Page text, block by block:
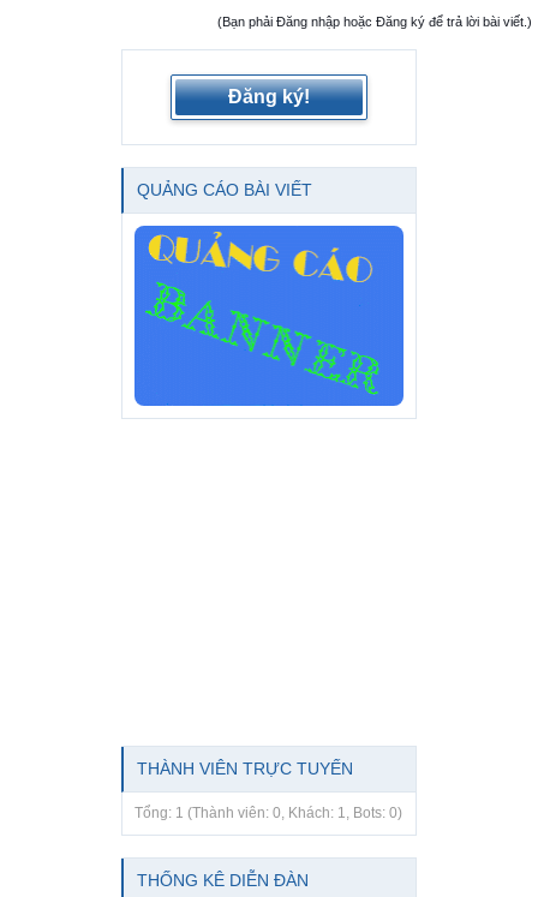
(Bạn phải Đăng nhập hoặc Đăng ký để trả lời bài viết.)
Đăng ký!
QUẢNG CÁO BÀI VIẾT
THÀNH VIÊN TRỰC TUYẾN
Tổng: 1 (Thành viên: 0, Khách: 1, Bots: 0)
THỐNG KÊ DIỄN ĐÀN